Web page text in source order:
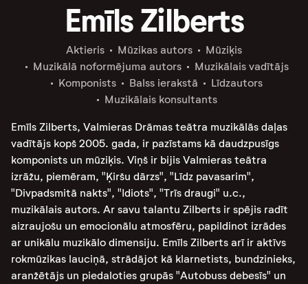
Emīls Zilberts
Aktieris Mūzikas autors
Mūziķis
Muzikālā noformējuma autors
Muzikālais vadītājs
Komponists
Balss ierakstā
Līdzautors
Muzikālais konsultants
Emīls Zilberts, Valmieras Drāmas teātra muzikālās daļas
vadītājs kopš 2005. gada, ir pazīstams kā daudzpusīgs
komponists un mūziķis. Viņš ir bijis Valmieras teātra
izrāžu, piemēram, "Ķiršu dārzs", "Līdz pavasarim",
"Divpadsmitā nakts", "Idiots", "Trīs draugi" u.c.,
muzikālais autors. Ar savu talantu Zilberts ir spējis radīt
aizraujošu un emocionālu atmosfēru, papildinot izrādes
ar unikālu muzikālo dimensiju. Emīls Zilberts arī ir aktīvs
rokmūzikas lauciņā, strādājot kā klarnetists, bundzinieks,
aranžētājs un piedaloties grupās "Autobuss debesīs" un